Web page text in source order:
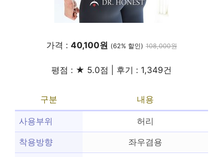
가격 : 40,100원 (62% 할인) 108,000원
평점 : ★ 5.0점 | 후기 : 1,349건
구분 내용
사용부위 허리
착용방향 좌우겸용